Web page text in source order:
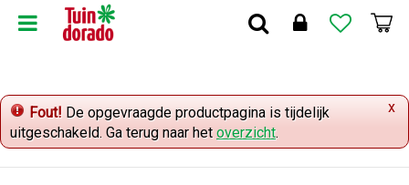
r
o
n
x
Fout! De opgevraagde productpagina is tijdelijk
uitgeschakeld. Ga terug naar hetoverzicht.